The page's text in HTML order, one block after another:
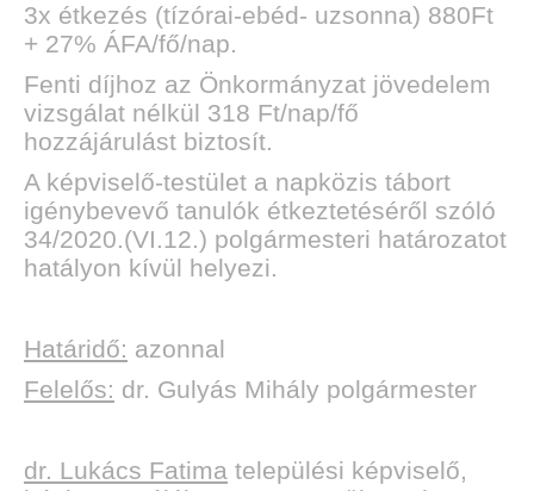
3x étkezés (tízórai-ebéd- uzsonna) 880Ft
+ 27% ÁFA/fő/nap.
Fenti díjhoz az Önkormányzat jövedelem
vizsgálat nélkül 318 Ft/nap/fő
hozzájárulást biztosít.
A képviselő-testület a napközis tábort
igénybevevő tanulók étkeztetéséről szóló
34/2020.(VI.12.) polgármesteri határozatot
hatályon kívül helyezi.
Határidő: azonnal
Felelős: dr. Gulyás Mihály polgármester
dr. Lukács Fatima települési képviselő,